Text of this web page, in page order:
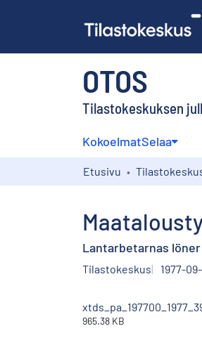
OTOS
Tilastokeskuksen
KokoelmatSelaa
Etusivu
Lantarbetarnas
Tilastokeskus 1977-
965.38 KB